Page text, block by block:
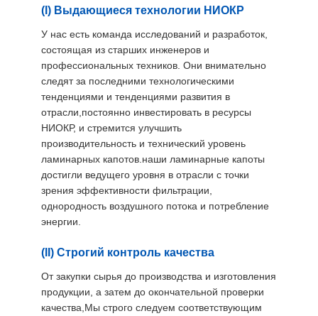
(I) Выдающиеся технологии НИОКР
У нас есть команда исследований и разработок,
состоящая из старших инженеров и
профессиональных техников. Они внимательно
следят за последними технологическими
тенденциями и тенденциями развития в
отрасли,постоянно инвестировать в ресурсы
НИОКР, и стремится улучшить
производительность и технический уровень
ламинарных капотов.наши ламинарные капоты
достигли ведущего уровня в отрасли с точки
зрения эффективности фильтрации,
однородность воздушного потока и потребление
энергии.
(II) Строгий контроль качества
От закупки сырья до производства и изготовления
продукции, а затем до окончательной проверки
качества,Мы строго следуем соответствующим